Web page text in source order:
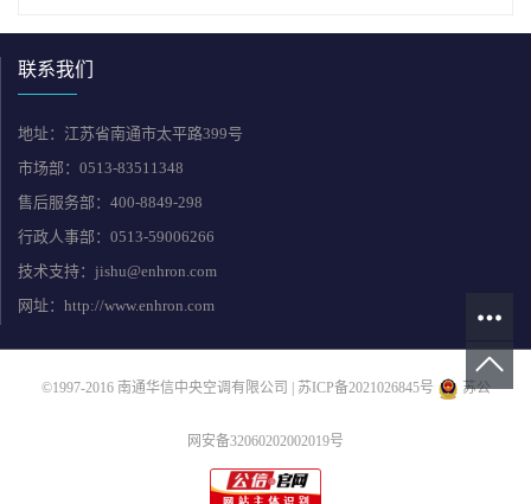
联系我们
地址：江苏省南通市太平路399号
市场部：0513-83511348
售后服务部：400-8849-298
行政人事部：0513-59006266
技术支持：jishu@enhron.com
网址：http://www.enhron.com
©1997-2016 南通华信中央空调有限公司 | 苏ICP备2021026845号 苏公
网安备32060202002019号